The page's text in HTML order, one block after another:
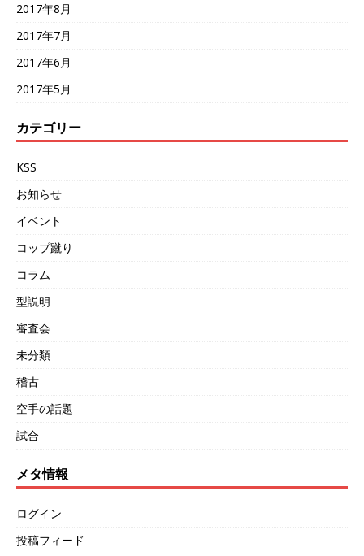
2017年8月
2017年7月
2017年6月
2017年5月
カテゴリー
KSS
お知らせ
イベント
コップ蹴り
コラム
型説明
審査会
未分類
稽古
空手の話題
試合
メタ情報
ログイン
投稿フィード